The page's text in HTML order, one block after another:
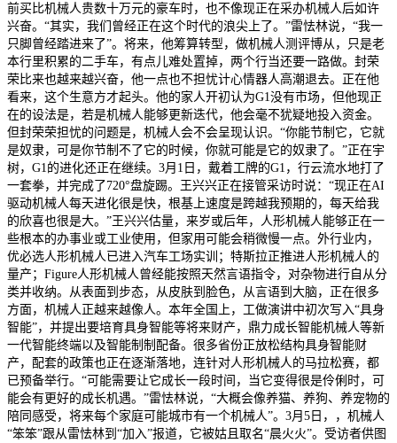
前买比机械人贵数十万元的豪车时，也不像现正在采办机械人后如许
兴奋。“其实，我们曾经正在这个时代的浪尖上了。”雷怯林说，“我一
只脚曾经踏进来了”。将来，他筹算转型，做机械人测评博从，只是老
本行里积累的二手车，有点儿难处置掉，两个行当还要一路做。封荣
荣比来也越来越兴奋，他一点也不担忧计心情器人高潮退去。正在他
看来，这个生意方才起头。他的家人开初认为G1没有市场，但他现正
在的设法是，若是机械人能够更新迭代，他会毫不犹疑地投入资金。
但封荣荣担忧的问题是，机械人会不会呈现认识。“你能节制它，它就
是奴隶，可是你节制不了它的时候，你就可能是它的奴隶了。”正在宇
树，G1的进化还正在继续。3月1日，戴着工牌的G1，行云流水地打了
一套拳，并完成了720°盘旋踢。王兴兴正在接管采访时说：“现正在AI
驱动机械人每天进化很是快，根基上速度是跨越我预期的，每天给我
的欣喜也很是大。”王兴兴估量，来岁或后年，人形机械人能够正在一
些根本的办事业或工业使用，但家用可能会稍微慢一点。外行业内，
优必选人形机械人已进入汽车工场实训；特斯拉正推进人形机械人的
量产；Figure人形机械人曾经能按照天然言语指令，对杂物进行自从分
类并收纳。从表面到步态，从皮肤到脸色，从言语到大脑，正在很多
方面，机械人正越来越像人。本年全国上，工做演讲中初次写入“具身
智能”，并提出要培育具身智能等将来财产，鼎力成长智能机械人等新
一代智能终端以及智能制制配备。很多省份正放松结构具身智能财
产，配套的政策也正在逐渐落地，连针对人形机械人的马拉松赛，都
已预备举行。“可能需要让它成长一段时间，当它变得很是伶俐时，可
能会有更好的成长机遇。”雷怯林说，“大概会像养猫、养狗、养宠物的
陪同感受，将来每个家庭可能城市有一个机械人”。3月5日，，机械人
“笨笨”跟从雷怯林到“加入”报道，它被姑且取名“晨火火”。受访者供图